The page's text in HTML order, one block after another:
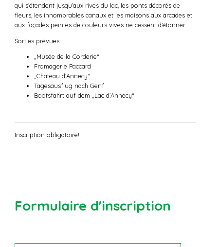
qui s’étendent jusqu’aux rives du lac, les ponts décorés de
fleurs, les innombrables canaux et les maisons aux arcades et
aux façades peintes de couleurs vives ne cessent d’étonner.
Sorties prévues
„Musée de la Corderie“
Fromagerie Paccard
„Chateau d’Annecy“
Tagesausflug nach Genf
Bootsfahrt auf dem „Lac d’Annecy“
Inscription obligatoire!
Formulaire d'inscription